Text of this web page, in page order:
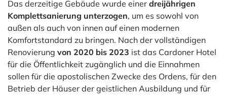
Das derzeitige Gebäude wurde einer dreijährigen
Komplettsanierung unterzogen, um es sowohl von
außen als auch von innen auf einen modernen
Komfortstandard zu bringen. Nach der vollständigen
Renovierung von 2020 bis 2023 ist das Cardoner Hotel
für die Öffentlichkeit zugänglich und die Einnahmen
sollen für die apostolischen Zwecke des Ordens, für den
Betrieb der Häuser der geistlichen Ausbildung und für